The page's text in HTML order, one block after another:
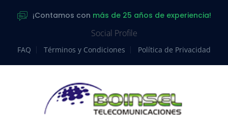
¡Contamos con más de 25 años de experiencia!
Social Profile
FAQ Términos y Condiciones Política de Privacidad